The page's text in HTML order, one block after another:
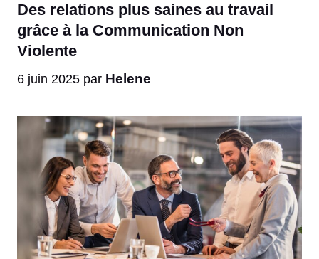
Des relations plus saines au travail
grâce à la Communication Non
Violente
6 juin 2025 par Helene